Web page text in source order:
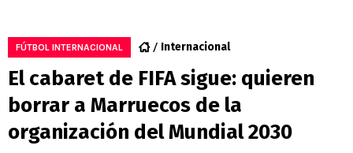
FÚTBOL INTERNACIONAL Internacional
El cabaret de FIFA sigue: quieren
borrar a Marruecos de la
organización del Mundial 2030